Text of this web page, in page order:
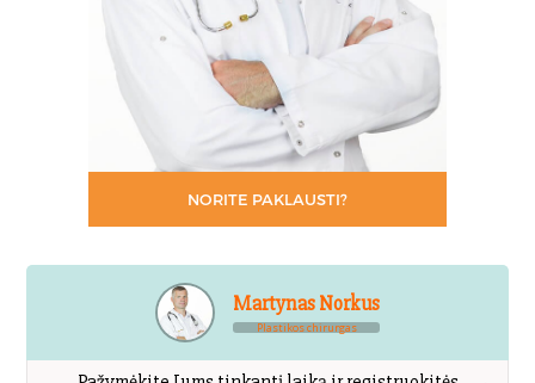
NORITE PAKLAUSTI?
Martynas Norkus
Plastikos chirurgas